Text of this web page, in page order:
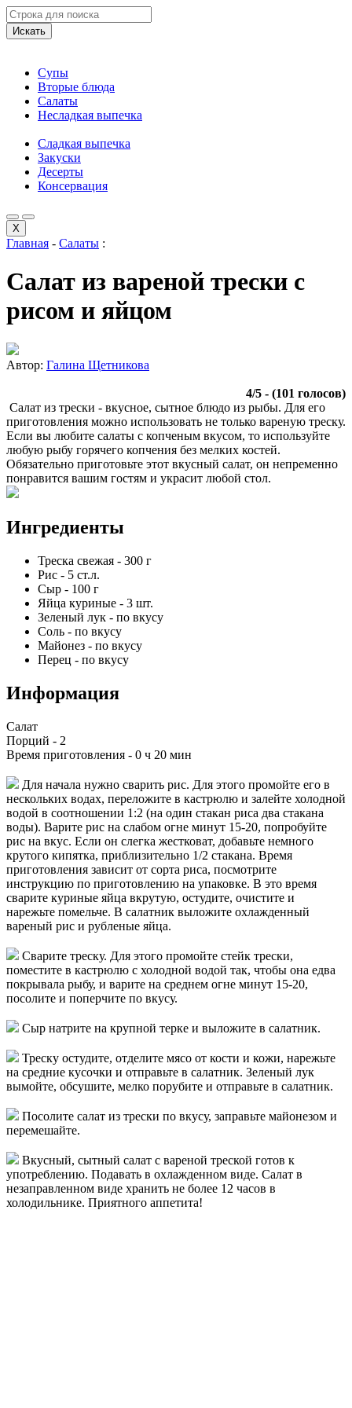
Искать
Супы
Вторые блюда
Салаты
Несладкая выпечка
Сладкая выпечка
Закуски
Десерты
Консервация
X
Главная - Салаты :
Салат из вареной трески с
рисом и яйцом
Автор: Галина Щетникова
4/5 - (101 голосов)
Салат из трески - вкусное, сытное блюдо из рыбы. Для его
приготовления можно использовать не только вареную треску.
Если вы любите салаты с копченым вкусом, то используйте
любую рыбу горячего копчения без мелких костей.
Обязательно приготовьте этот вкусный салат, он непременно
понравится вашим гостям и украсит любой стол.
Ингредиенты
Треска свежая - 300 г
Рис - 5 ст.л.
Сыр - 100 г
Яйца куриные - 3 шт.
Зеленый лук - по вкусу
Соль - по вкусу
Майонез - по вкусу
Перец - по вкусу
Информация
Салат
Порций - 2
Время приготовления - 0 ч 20 мин
Для начала нужно сварить рис. Для этого промойте его в
нескольких водах, переложите в кастрюлю и залейте холодной
водой в соотношении 1:2 (на один стакан риса два стакана
воды). Варите рис на слабом огне минут 15-20, попробуйте
рис на вкус. Если он слегка жестковат, добавьте немного
крутого кипятка, приблизительно 1/2 стакана. Время
приготовления зависит от сорта риса, посмотрите
инструкцию по приготовлению на упаковке. В это время
сварите куриные яйца вкрутую, остудите, очистите и
нарежьте помельче. В салатник выложите охлажденный
вареный рис и рубленые яйца.
Сварите треску. Для этого промойте стейк трески,
поместите в кастрюлю с холодной водой так, чтобы она едва
покрывала рыбу, и варите на среднем огне минут 15-20,
посолите и поперчите по вкусу.
Сыр натрите на крупной терке и выложите в салатник.
Треску остудите, отделите мясо от кости и кожи, нарежьте
на средние кусочки и отправьте в салатник. Зеленый лук
вымойте, обсушите, мелко порубите и отправьте в салатник.
Посолите салат из трески по вкусу, заправьте майонезом и
перемешайте.
Вкусный, сытный салат с вареной треской готов к
употреблению. Подавать в охлажденном виде. Салат в
незаправленном виде хранить не более 12 часов в
холодильнике. Приятного аппетита!